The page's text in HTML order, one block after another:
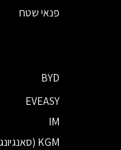
פנאי שטח
BYD
EVEASY
IM
KGM (סאנגיונג)